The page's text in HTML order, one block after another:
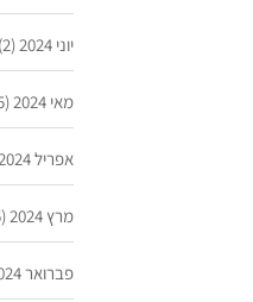
יוני 2024 (2)
מאי 2024 (5)
אפריל 2024
מרץ 2024 (5)
פברואר 2024